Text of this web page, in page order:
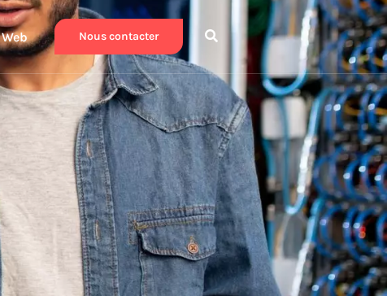
Web Nous contacter